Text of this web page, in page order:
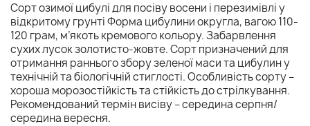
Сорт озимої цибулі для посіву восени і перезимівлі у
відкритому грунті Форма цибулини округла, вагою 110-
120 грам, м’якоть кремового кольору. Забарвлення
сухих лусок золотисто-жовте. Сорт призначений для
отримання раннього збору зеленої маси та цибулин у
технічній та біологічній стиглості. Особливість сорту –
хороша морозостійкість та стійкість до стрілкування.
Рекомендований термін висіву – середина серпня/
середина вересня.